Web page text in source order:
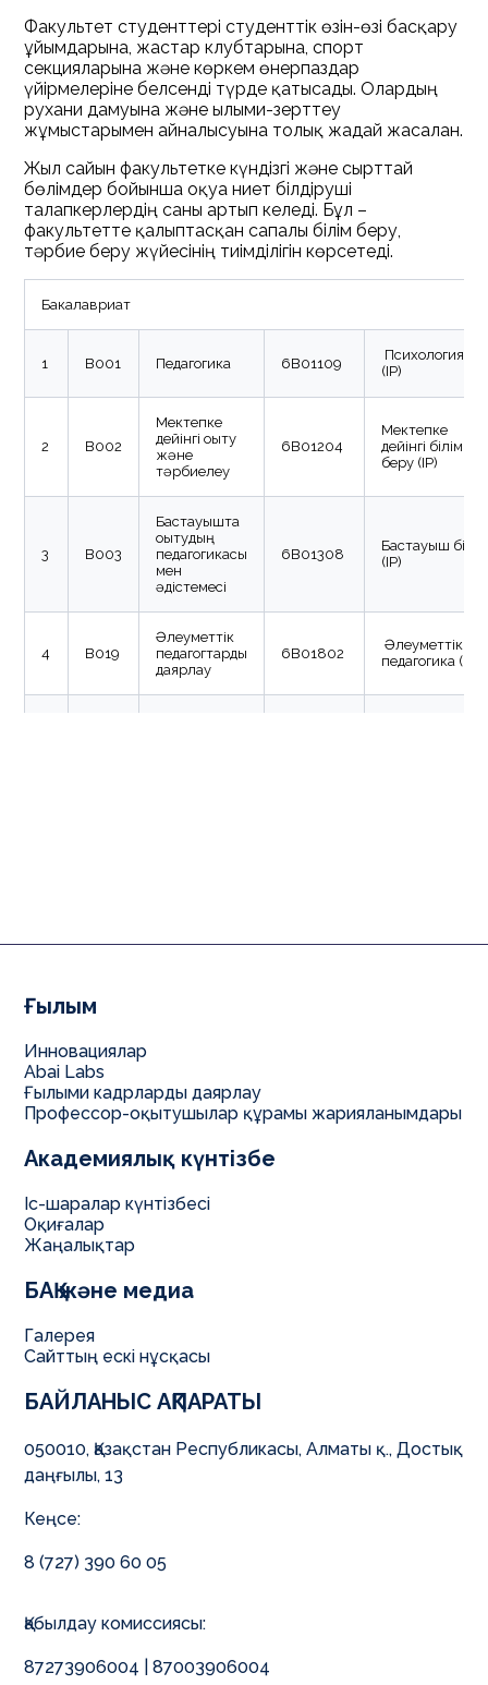
Факультет студенттері студенттік өзін-өзі басқару
ұйымдарына, жастар клубтарына, спорт
секцияларына және көркем өнерпаздар
үйірмелеріне белсенді түрде қатысады. Олардың
рухани дамуына және ғылыми-зерттеу
жұмыстарымен айналысуына толық жағдай жасалған.
Жыл сайын факультетке күндізгі және сырттай
бөлімдер бойынша оқуға ниет білдіруші
талапкерлердің саны артып келеді. Бұл –
факультетте қалыптасқан сапалы білім беру,
тәрбие беру жүйесінің тиімділігін көрсетеді.
Бакалавриат
1 В001 Педагогика 6B01109
Психология
(IP)
2 В002
Мектепке
дейінгі оқыту
және
тәрбиелеу
6B01204
Мектепке
дейінгі білім
беру (IP)
3 В003
Бастауышта
оқытудың
педагогикасы
мен
әдістемесі
6B01308
Бастауыш білім
(IP)
4 В019
Әлеуметтік
педагогтарды
даярлау
6B01802
Әлеуметтік
педагогика (IP)
БАЙЛАНЫС АҚПАРАТЫ
050010, Қазақстан Республикасы, Алматы қ., Достық
даңғылы, 13
Кеңсе:
8 (727) 390 60 05
Қабылдау комиссиясы:
87273906004 | 87003906004
Ғылым
Инновациялар
Abai Labs
Ғылыми кадрларды даярлау
Профессор-оқытушылар құрамы жарияланымдары
Академиялық күнтізбе
Іс-шаралар күнтізбесі
Оқиғалар
Жаңалықтар
БАҚ және медиа
Галерея
Сайттың ескі нұсқасы